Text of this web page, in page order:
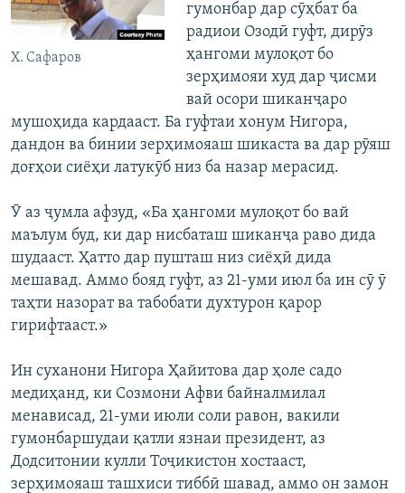
Х. Сафаров
гумонбар дар сӯҳбат ба
радиои Озодӣ гуфт, дирӯз
ҳангоми мулоқот бо
зерҳимояи худ дар ҷисми
вай осори шиканҷаро
мушоҳида кардааст. Ба гуфтаи хонум Нигора,
дандон ва бинии зерҳимояаш шикаста ва дар рӯяш
доғҳои сиёҳи латукӯб низ ба назар мерасид.
Ӯ аз ҷумла афзуд, «Ба ҳангоми мулоқот бо вай
маълум буд, ки дар нисбаташ шиканҷа раво дида
шудааст. Ҳатто дар пушташ низ сиёҳӣ дида
мешавад. Аммо бояд гуфт, аз 21-уми июл ба ин сӯ ӯ
таҳти назорат ва табобати духтурон қарор
гирифтааст.»
Ин суханони Нигора Ҳайитова дар ҳоле садо
медиҳанд, ки Созмони Афви байналмилал
менависад, 21-уми июли соли равон, вакили
гумонбаршудаи қатли язнаи президент, аз
Додситонии кулли Тоҷикистон хостааст,
зерҳимояаш ташхиси тиббӣ шавад, аммо он замон